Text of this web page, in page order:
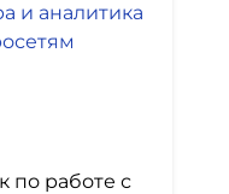
и аналитика
по работе с